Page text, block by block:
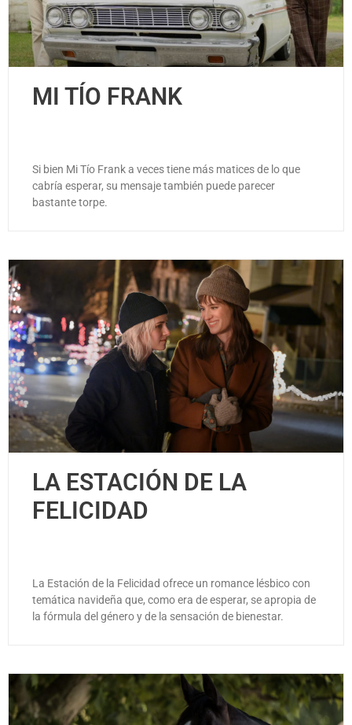
MI TĺO FRANK
Si bien Mi Tío Frank a veces tiene más matices de lo que
cabría esperar, su mensaje también puede parecer
bastante torpe.
LA ESTACIÓN DE LA
FELICIDAD
La Estación de la Felicidad ofrece un romance lésbico con
temática navideña que, como era de esperar, se apropia de
la fórmula del género y de la sensación de bienestar.